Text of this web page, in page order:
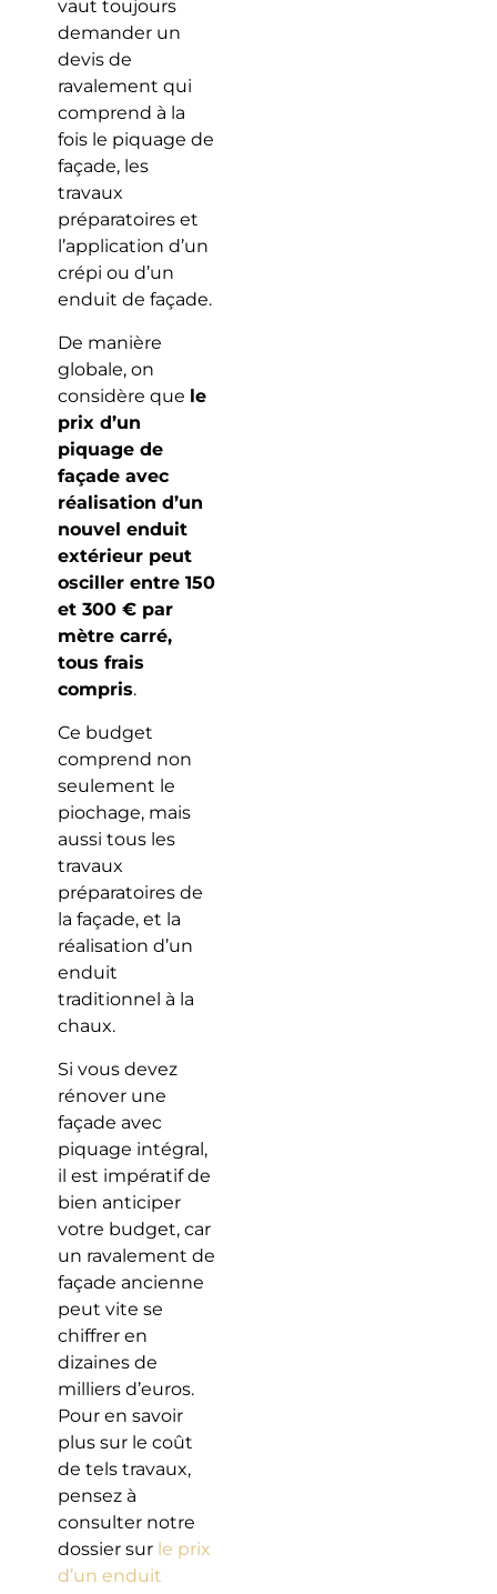
vaut toujours
demander un
devis de
ravalement qui
comprend à la
fois le piquage de
façade, les
travaux
préparatoires et
l’application d’un
crépi ou d’un
enduit de façade.
De manière
globale, on
considère que le
prix d’un
piquage de
façade avec
réalisation d’un
nouvel enduit
extérieur peut
osciller entre 150
et 300 € par
mètre carré,
tous frais
compris.
Ce budget
comprend non
seulement le
piochage, mais
aussi tous les
travaux
préparatoires de
la façade, et la
réalisation d’un
enduit
traditionnel à la
chaux.
Si vous devez
rénover une
façade avec
piquage intégral,
il est impératif de
bien anticiper
votre budget, car
un ravalement de
façade ancienne
peut vite se
chiffrer en
dizaines de
milliers d’euros.
Pour en savoir
plus sur le coût
de tels travaux,
pensez à
consulter notre
dossier sur le prix
d’un enduit